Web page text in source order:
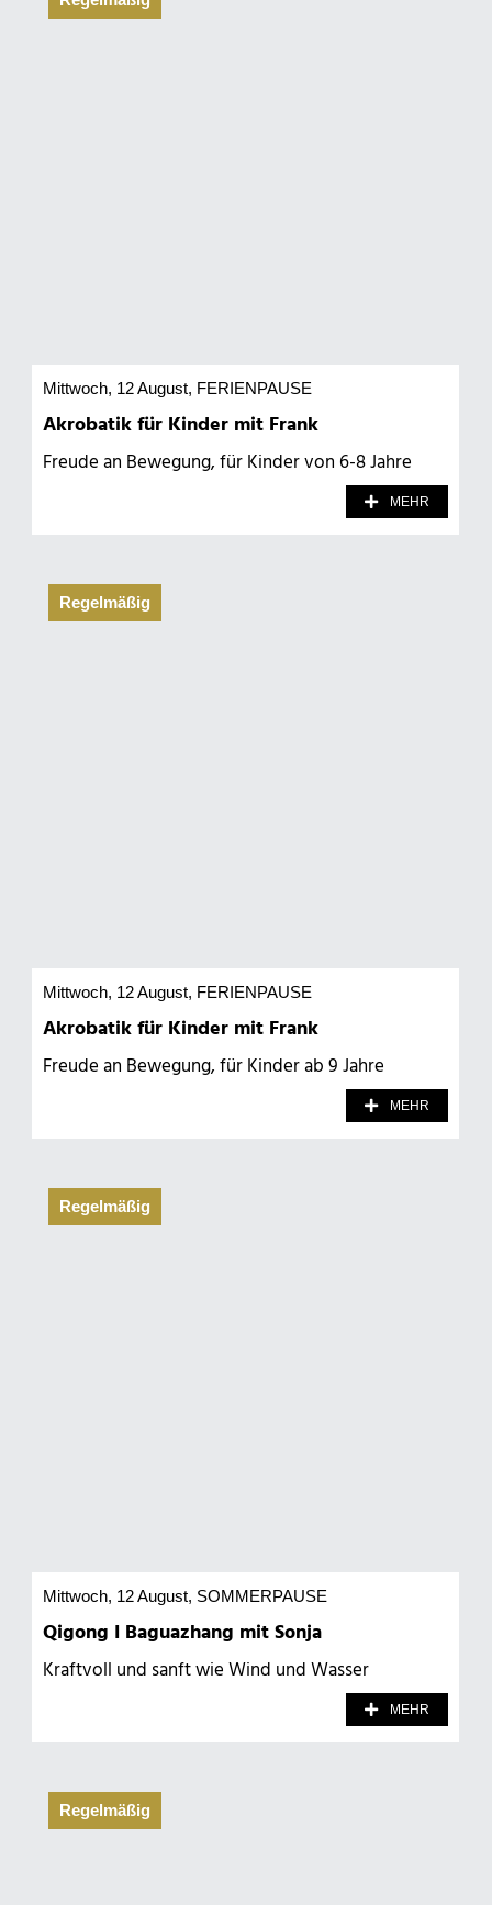
Mittwoch, 12 August, FERIENPAUSE
Akrobatik für Kinder mit Frank
Freude an Bewegung, für Kinder von 6-8 Jahre
MEHR
Regelmäßig
Mittwoch, 12 August, FERIENPAUSE
Akrobatik für Kinder mit Frank
Freude an Bewegung, für Kinder ab 9 Jahre
MEHR
Regelmäßig
Mittwoch, 12 August, SOMMERPAUSE
Qigong I Baguazhang mit Sonja
Kraftvoll und sanft wie Wind und Wasser
MEHR
Regelmäßig